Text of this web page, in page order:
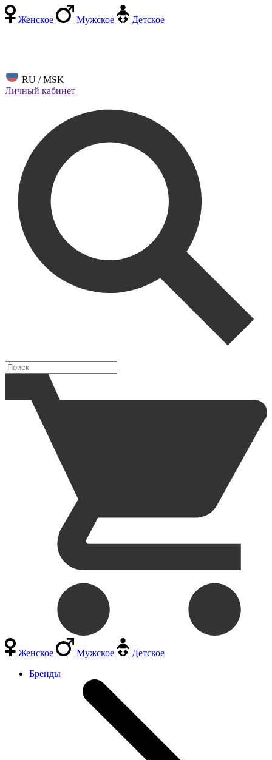
Женское Мужское Детское
RU / MSK
Личный кабинет
Женское Мужское
Детское
Бренды